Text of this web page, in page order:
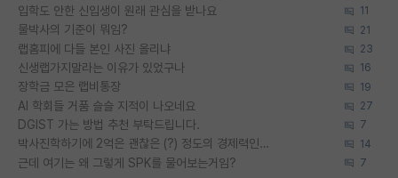
입학도 안한 신입생이 원래 관심을 받나요 11
물박사의 기준이 뭐임? 21
랩홈피에 다들 본인 사진 올리냐 23
신생랩가지말라는 이유가 있었구나 16
장학금 모은 랩비통장 19
AI 학회들 거품 슬슬 지적이 나오네요 27
DGIST 가는 방법 추천 부탁드립니다. 7
박사진학하기에 2억은 괜찮은 (?) 정도의 경제력인가요 14
근데 여기는 왜 그렇게 SPK를 물어보는거임? 7